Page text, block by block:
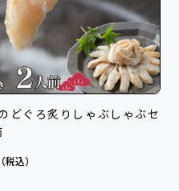
どぐろ炙りしゃぶしゃぶセ
（税込）